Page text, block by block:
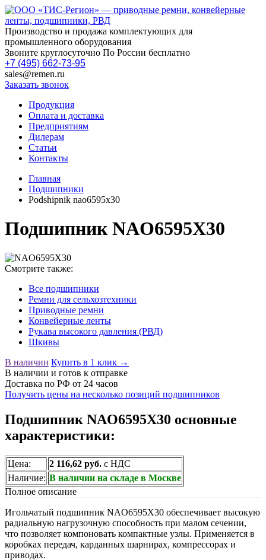
Производство и продажа комплектующих для
промышленного оборудования
Звоните круглосуточно По России бесплатно
+7 (495) 662-73-95
sales@remen.ru
Заказать звонок
Продукция
Оплата и доставка
Предприятиям
Дилерам
Статьи
Контакты
Главная
Подшипники
Podshipnik nao6595x30
Подшипник NAO6595X30
Смотрите также:
Все подшипники
Ремни для сельхозтехники
Приводные ремни
Конвейерные ленты
Рукава высокого давления (РВД)
Шкивы
В наличии Купить в 1 клик →
В наличии и готов к отправке
Доставка по РФ от 24 часов
Получить цены на несколько позиций подшипников
Подшипник NAO6595X30 основные
характеристики:
Цена: 2 116,62 руб. с НДС
Наличие: В наличии на складе в Москве
Полное описание
Игольчатый подшипник NAO6595X30 обеспечивает высокую
радиальную нагрузочную способность при малом сечении,
что позволяет компоновать компактные узлы. Применяется в
коробках передач, карданных шарнирах, компрессорах и
приводах.